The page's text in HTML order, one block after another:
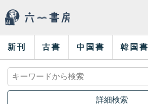
新刊 古書 中国書 韓国書
詳細検索